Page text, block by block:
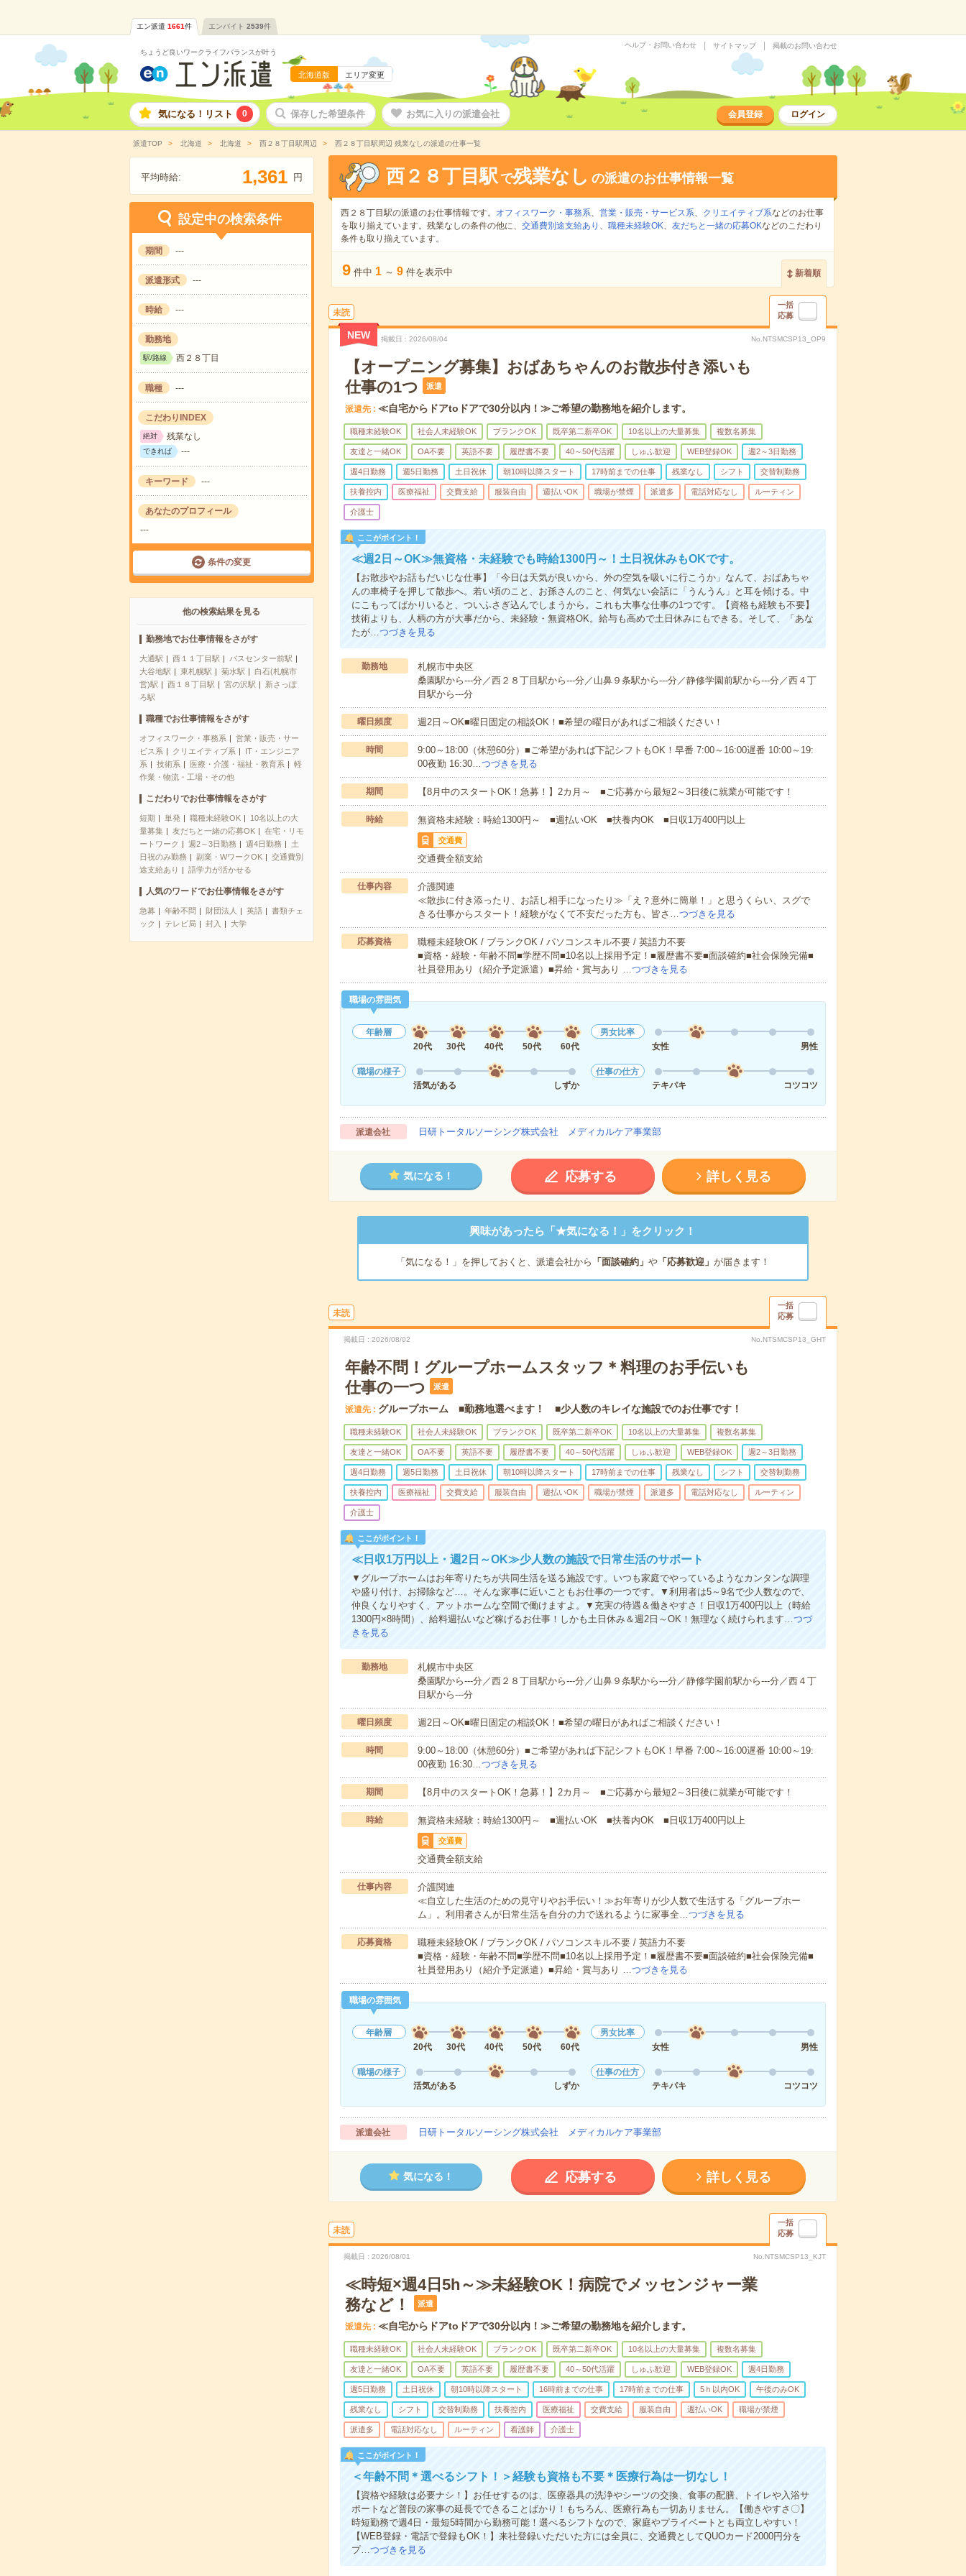
エン派遣 1661件 エンバイト 2539件
ちょうど良いワークライフバランスが叶う
北海道版 エリア変更
ヘルプ・お問い合わせ サイトマップ 掲載のお問い合わせ
気になる！リスト 0 保存した希望条件 お気に入りの派遣会社 会員登録 ログイン
派遣TOP 北海道 北海道 西２８丁目駅周辺 西２８丁目駅周辺 残業なしの派遣の仕事一覧
平均時給: 1,361 円
設定中の検索条件
期間 ---
派遣形式 ---
時給 ---
勤務地
駅/路線 西２８丁目
職種 ---
こだわりINDEX
絶対 残業なし
できれば ---
キーワード ---
あなたのプロフィール
---
条件の変更
他の検索結果を見る
勤務地でお仕事情報をさがす
大通駅 西１１丁目駅
バスセンター前駅
大谷地駅
東札幌駅 菊水駅
白石(札幌市
営)駅
西１８丁目駅 宮の沢駅
新さっぽ
ろ駅
職種でお仕事情報をさがす
オフィスワーク・事務系
営業・販売・サー
ビス系
クリエイティブ系
IT・エンジニア
系
技術系 医療・介護・福祉・教育系
軽
作業・物流・工場・その他
こだわりでお仕事情報をさがす
短期 単発 職種未経験OK
10名以上の大
量募集
友だちと一緒の応募OK
在宅・リモ
ートワーク
週2～3日勤務 週4日勤務
土
日祝のみ勤務
副業・WワークOK
交通費別
途支給あり
語学力が活かせる
人気のワードでお仕事情報をさがす
急募 年齢不問 財団法人 英語
書類チェ
ック
テレビ局 封入 大学
西２８丁目駅 で残業なし の派遣のお仕事情報一覧
西２８丁目駅の派遣のお仕事情報です。 オフィスワーク・事務系、 営業・販売・サービス系、 クリエイティブ系などのお仕事
を取り揃えています。残業なしの条件の他に、 交通費別途支給あり 、 職種未経験OK、 友だちと一緒の応募OKなどのこだわり
条件も取り揃えています。
9 件中 1 ～ 9 件を表示中 新着順
未読
一括
応募
NEW 掲載日 2026/08/04 No.NTSMCSP13_OP9
【オープニング募集】おばあちゃんのお散歩付き添いも
仕事の1つ
派遣
派遣先 ≪自宅からドアtoドアで30分以内！≫ご希望の勤務地を紹介します。
職種未経験OK 社会人未経験OK ブランクOK 既卒第二新卒OK 10名以上の大量募集 複数名募集
友達と一緒OK OA不要 英語不要 履歴書不要 40～50代活躍 しゅふ歓迎 WEB登録OK 週2～3日勤務
週4日勤務 週5日勤務 土日祝休 朝10時以降スタート 17時前までの仕事 残業なし シフト 交替制勤務
扶養控内 医療福祉 交費支給 服装自由 週払いOK 職場が禁煙 派遣多 電話対応なし ルーティン
介護士
ここがポイント！
≪週2日～OK≫無資格・未経験でも時給1300円～！土日祝休みもOKです。
【お散歩やお話もだいじな仕事】「今日は天気が良いから、外の空気を吸いに行こうか」なんて、おばあちゃ
んの車椅子を押して散歩へ。若い頃のこと、お孫さんのこと、何気ない会話に「うんうん」と耳を傾ける。中
にこもってばかりいると、ついふさぎ込んでしまうから。これも大事な仕事の1つです。【資格も経験も不要】
技術よりも、人柄の方が大事だから、未経験・無資格OK。給与も高めで土日休みにもできる。そして、「あな
たが…つづきを見る
勤務地
札幌市中央区
桑園駅から---分／西２８丁目駅から---分／山鼻９条駅から---分／静修学園前駅から---分／西４丁
目駅から---分
曜日頻度 週2日～OK■曜日固定の相談OK！■希望の曜日があればご相談ください！
時間
9:00～18:00（休憩60分）■ご希望があれば下記シフトもOK！早番 7:00～16:00遅番 10:00～19:
00夜勤 16:30…つづきを見る
期間 【8月中のスタートOK！急募！】2カ月～ ■ご応募から最短2～3日後に就業が可能です！
時給 無資格未経験：時給1300円～ ■週払いOK ■扶養内OK ■日収1万400円以上
交通費
交通費全額支給
仕事内容
介護関連
≪散歩に付き添ったり、お話し相手になったり≫「え？意外に簡単！」と思うくらい、スグで
きる仕事からスタート！経験がなくて不安だった方も、皆さ…つづきを見る
応募資格
職種未経験OK / ブランクOK / パソコンスキル不要 / 英語力不要
■資格・経験・年齢不問■学歴不問■10名以上採用予定！■履歴書不要■面談確約■社会保険完備■
社員登用あり（紹介予定派遣）■昇給・賞与あり …つづきを見る
職場の雰囲気
年齢層
20代
30代 40代 50代 60代
男女比率
女性
男性
職場の様子
活気がある
しずか
仕事の仕方
テキパキ
コツコツ
派遣会社 日研トータルソーシング株式会社 メディカルケア事業部
気になる！ 応募する 詳しく見る
興味があったら「★気になる！」をクリック！
「気になる！」を押しておくと、派遣会社から 「面談確約」 や「応募歓迎」 が届きます！
未読
一括
応募
掲載日 2026/08/02 No.NTSMCSP13_GHT
年齢不問！グループホームスタッフ＊料理のお手伝いも
仕事の一つ
派遣
派遣先 グループホーム ■勤務地選べます！ ■少人数のキレイな施設でのお仕事です！
職種未経験OK 社会人未経験OK ブランクOK 既卒第二新卒OK 10名以上の大量募集 複数名募集
友達と一緒OK OA不要 英語不要 履歴書不要 40～50代活躍 しゅふ歓迎 WEB登録OK 週2～3日勤務
週4日勤務 週5日勤務 土日祝休 朝10時以降スタート 17時前までの仕事 残業なし シフト 交替制勤務
扶養控内 医療福祉 交費支給 服装自由 週払いOK 職場が禁煙 派遣多 電話対応なし ルーティン
介護士
ここがポイント！
≪日収1万円以上・週2日～OK≫少人数の施設で日常生活のサポート
▼グループホームはお年寄りたちが共同生活を送る施設です。いつも家庭でやっているようなカンタンな調理
や盛り付け、お掃除など…。そんな家事に近いこともお仕事の一つです。▼利用者は5～9名で少人数なので、
仲良くなりやすく、アットホームな空間で働けますよ。▼充実の待遇＆働きやすさ！日収1万400円以上（時給
1300円×8時間）、給料週払いなど稼げるお仕事！しかも土日休み＆週2日～OK！無理なく続けられます…つづ
きを見る
勤務地
札幌市中央区
桑園駅から---分／西２８丁目駅から---分／山鼻９条駅から---分／静修学園前駅から---分／西４丁
目駅から---分
曜日頻度 週2日～OK■曜日固定の相談OK！■希望の曜日があればご相談ください！
時間
9:00～18:00（休憩60分）■ご希望があれば下記シフトもOK！早番 7:00～16:00遅番 10:00～19:
00夜勤 16:30…つづきを見る
期間 【8月中のスタートOK！急募！】2カ月～ ■ご応募から最短2～3日後に就業が可能です！
時給 無資格未経験：時給1300円～ ■週払いOK ■扶養内OK ■日収1万400円以上
交通費
交通費全額支給
仕事内容
介護関連
≪自立した生活のための見守りやお手伝い！≫お年寄りが少人数で生活する「グループホー
ム」。利用者さんが日常生活を自分の力で送れるように家事全…つづきを見る
応募資格
職種未経験OK / ブランクOK / パソコンスキル不要 / 英語力不要
■資格・経験・年齢不問■学歴不問■10名以上採用予定！■履歴書不要■面談確約■社会保険完備■
社員登用あり（紹介予定派遣）■昇給・賞与あり …つづきを見る
職場の雰囲気
年齢層
20代
30代 40代 50代 60代
男女比率
女性
男性
職場の様子
活気がある
しずか
仕事の仕方
テキパキ
コツコツ
派遣会社 日研トータルソーシング株式会社 メディカルケア事業部
気になる！ 応募する 詳しく見る
未読
一括
応募
掲載日 2026/08/01 No.NTSMCSP13_KJT
≪時短×週4日5h～≫未経験OK！病院でメッセンジャー業
務など！
派遣
派遣先 ≪自宅からドアtoドアで30分以内！≫ご希望の勤務地を紹介します。
職種未経験OK 社会人未経験OK ブランクOK 既卒第二新卒OK 10名以上の大量募集 複数名募集
友達と一緒OK OA不要 英語不要 履歴書不要 40～50代活躍 しゅふ歓迎 WEB登録OK 週4日勤務
週5日勤務 土日祝休 朝10時以降スタート 16時前までの仕事 17時前までの仕事 5ｈ以内OK 午後のみOK
残業なし シフト 交替制勤務 扶養控内 医療福祉 交費支給 服装自由 週払いOK 職場が禁煙
派遣多 電話対応なし ルーティン 看護師 介護士
ここがポイント！
＜年齢不問＊選べるシフト！＞経験も資格も不要＊医療行為は一切なし！
【資格や経験は必要ナシ！】お任せするのは、医療器具の洗浄やシーツの交換、食事の配膳、トイレや入浴サ
ポートなど普段の家事の延長でできることばかり！もちろん、医療行為も一切ありません。【働きやすさ〇】
時短勤務で週4日・最短5時間から勤務可能！選べるシフトなので、家庭やプライベートとも両立しやすい！
【WEB登録・電話で登録もOK！】来社登録いただいた方には全員に、交通費としてQUOカード2000円分を
プ…つづきを見る